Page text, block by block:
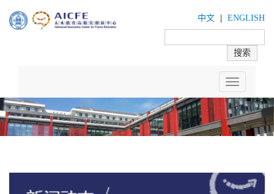
中文 ENGLISH
Toggle
navigation